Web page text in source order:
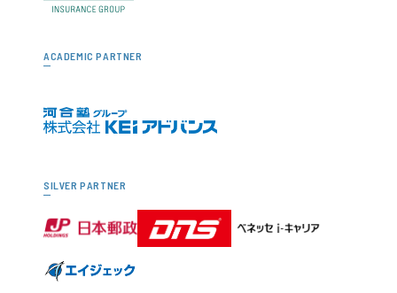
ACADEMIC PARTNER
SILVER PARTNER